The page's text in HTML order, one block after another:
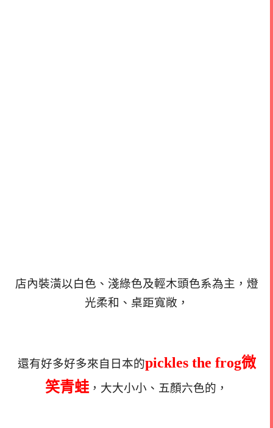
店內裝潢以白色、淺綠色及輕木頭色系為主，燈
光柔和、桌距寬敞，
還有好多好多來自日本的pickles the frog微
笑青蛙 ，大大小小、五顏六色的，